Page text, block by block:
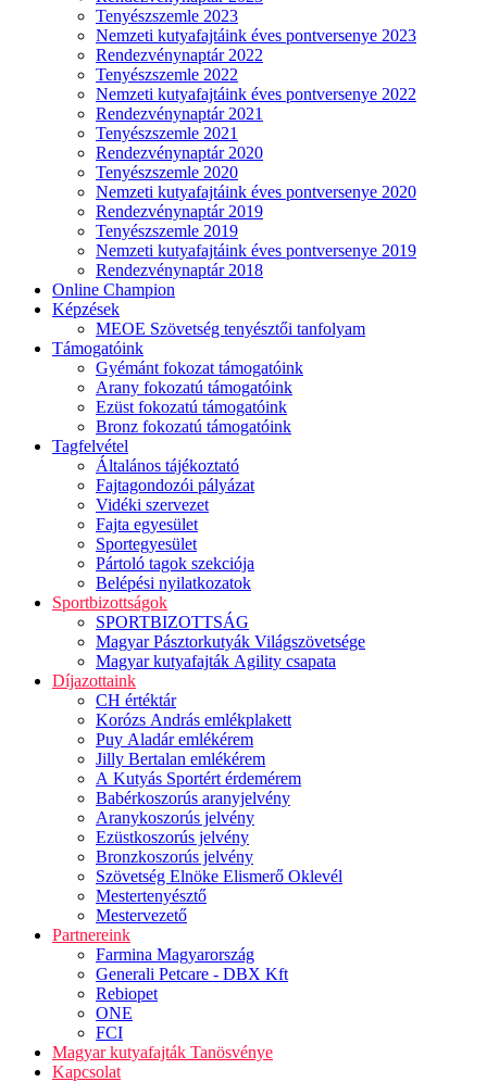
Tenyészszemle 2023
Nemzeti kutyafajtáink éves pontversenye 2023
Rendezvénynaptár 2022
Tenyészszemle 2022
Nemzeti kutyafajtáink éves pontversenye 2022
Rendezvénynaptár 2021
Tenyészszemle 2021
Rendezvénynaptár 2020
Tenyészszemle 2020
Nemzeti kutyafajtáink éves pontversenye 2020
Rendezvénynaptár 2019
Tenyészszemle 2019
Nemzeti kutyafajtáink éves pontversenye 2019
Rendezvénynaptár 2018
Online Champion
Képzések
MEOE Szövetség tenyésztői tanfolyam
Támogatóink
Gyémánt fokozat támogatóink
Arany fokozatú támogatóink
Ezüst fokozatú támogatóink
Bronz fokozatú támogatóink
Tagfelvétel
Általános tájékoztató
Fajtagondozói pályázat
Vidéki szervezet
Fajta egyesület
Sportegyesület
Pártoló tagok szekciója
Belépési nyilatkozatok
Sportbizottságok
SPORTBIZOTTSÁG
Magyar Pásztorkutyák Világszövetsége
Magyar kutyafajták Agility csapata
Díjazottaink
CH értéktár
Korózs András emlékplakett
Puy Aladár emlékérem
Jilly Bertalan emlékérem
A Kutyás Sportért érdemérem
Babérkoszorús aranyjelvény
Aranykoszorús jelvény
Ezüstkoszorús jelvény
Bronzkoszorús jelvény
Szövetség Elnöke Elismerő Oklevél
Mestertenyésztő
Mestervezető
Partnereink
Farmina Magyarország
Generali Petcare - DBX Kft
Rebiopet
ONE
FCI
Magyar kutyafajták Tanösvénye
Kapcsolat